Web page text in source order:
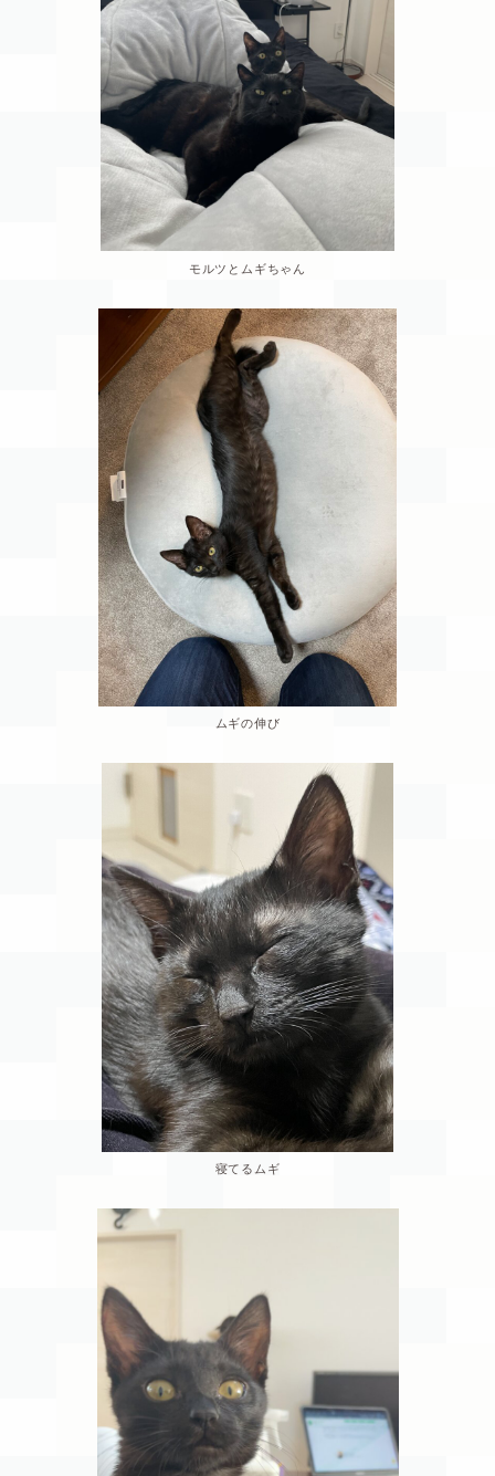
モルツとムギちゃん
ムギの伸び
寝てるムギ